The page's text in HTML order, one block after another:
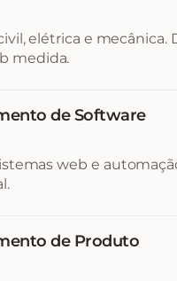
elétrica e mecânica.
medida.
de Software
web e
de Produto